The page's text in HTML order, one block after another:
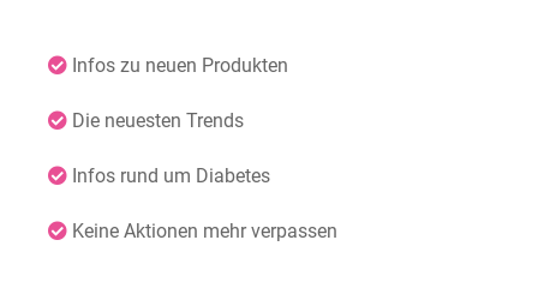
Infos zu neuen Produkten
Die neuesten Trends
Infos rund um Diabetes
Keine Aktionen mehr verpassen